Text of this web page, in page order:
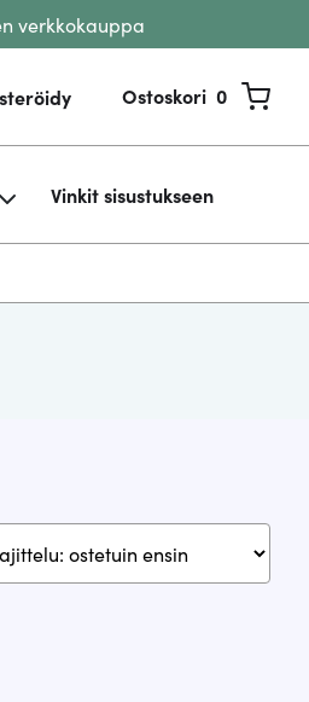
verkkokauppa
Ostoskori 0
Vinkit sisustukseen